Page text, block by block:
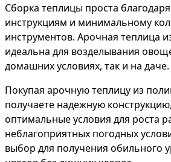
Сборка теплицы проста
инструкциям и минимальному
инструментов. Арочная теплица
идеальна для возделывания
домашних условиях, так и на даче.
Покупая арочную теплицу из
получаете надежную
оптимальные условия для роста
неблагоприятных погодных
выбор для получения обильного